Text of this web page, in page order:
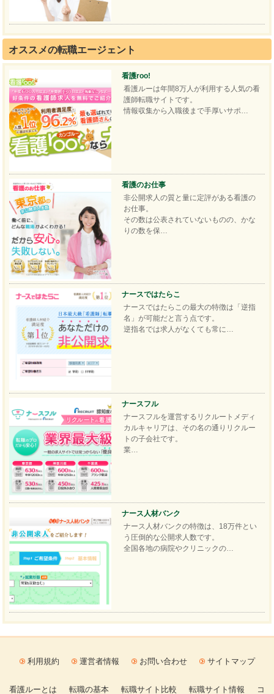
オススメの転職エージェント
看護roo!
看護ルーは年間8万人が利用する人気の看
護師転職サイトです。
情報収集から入職後まで手厚いサポ…
看護のお仕事
非公開求人の質と量に定評がある看護の
お仕事。
その数は公表されていないものの、かな
りの数を保…
ナースではたらこ
ナースではたらこの最大の特徴は「逆指
名」が可能だと言う点です。
逆指名では求人がなくても常に…
ナースフル
ナースフルを運営するリクルートメディ
カルキャリアは、その名の通りリクルー
トの子会社です。
業…
ナース人材バンク
ナース人材バンクの特徴は、18万件とい
う圧倒的な公開求人数です。
全国各地の病院やクリニックの…
利用規約 運営者情報 お問い合わせ サイトマップ
看護ルーとは 転職の基本 転職サイト比較 転職サイト情報 コ